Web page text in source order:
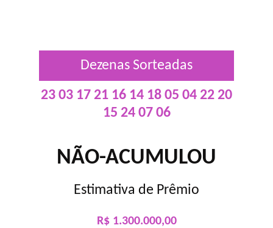
Dezenas Sorteadas
23 03 17 21 16 14 18 05 04 22 20
15 24 07 06
NÃO-ACUMULOU
Estimativa de Prêmio
R$ 1.300.000,00